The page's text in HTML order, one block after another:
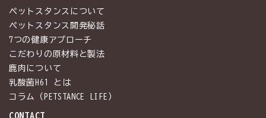
ペットスタンスについて
ペットスタンス開発秘話
7つの健康アプローチ
こだわりの原材料と製法
鹿肉について
乳酸菌H61 とは
コラム（PETSTANCE LIFE）
CONTACT